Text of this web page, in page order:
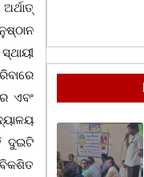
ଏବଂ
ଦୁଇଟି